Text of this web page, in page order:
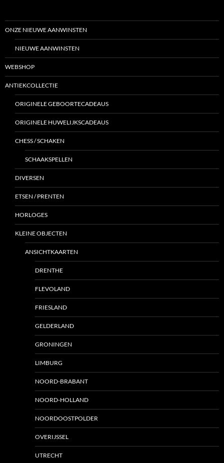
ONZE NIEUWE AANWINSTEN
NIEUWE AANWINSTEN
WEBSHOP
ANTIEKCOLLECTIE
ORIGINELE GEBOORTECADEAUS
ORIGINELE HUWELIJKSCADEAUS
CHESS / SCHAKEN
SCHAAKSPELLEN
DIVERSEN
ETSEN / PRENTEN
HORLOGES
KLEINE OBJECTEN
ANSICHTKAARTEN
DRENTHE
FLEVOLAND
FRIESLAND
GELDERLAND
GRONINGEN
LIMBURG
NOORD-BRABANT
NOORD-HOLLAND
NOORDOOSTPOLDER
OVERIJSSEL
UTRECHT